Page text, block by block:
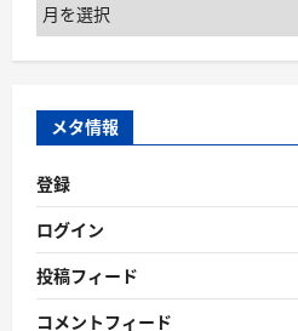
ー
カ
ブ
メタ情報
登録
ログイン
投稿フィード
コメントフィード